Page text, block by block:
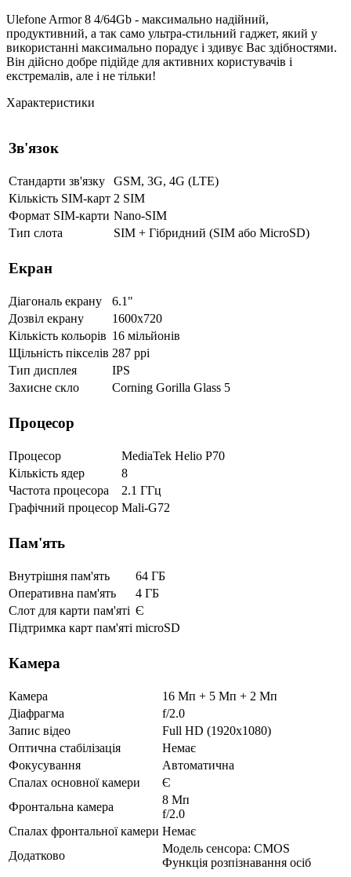
Ulefone Armor 8 4/64Gb - максимально надійний,
продуктивний, а так само ультра-стильний гаджет, який у
використанні максимально порадує і здивує Вас здібностями.
Він дійсно добре підійде для активних користувачів і
екстремалів, але і не тільки!
Характеристики
Зв'язок
Стандарти зв'язку
GSM, 3G, 4G (LTE)
Кількість SIM-карт 2 SIM
Формат SIM-карти Nano-SIM
Тип слота
SIM + Гібридний (SIM або MicroSD)
Екран
Діагональ екрану
6.1"
Дозвіл екрану
1600x720
Кількість кольорів 16 мільйонів
Щільність пікселів 287 ppi
Тип дисплея
IPS
Захисне скло
Corning Gorilla Glass 5
Процесор
Процесор
MediaTek Helio P70
Кількість ядер
8
Частота процесора
2.1 ГГц
Графічний процесор Mali-G72
Пам'ять
Внутрішня пам'ять
64 ГБ
Оперативна пам'ять
4 ГБ
Слот для карти пам'яті Є
Підтримка карт пам'яті microSD
Камера
Камера
16 Мп + 5 Мп + 2 Мп
Діафрагма
f/2.0
Запис відео
Full HD (1920x1080)
Оптична стабілізація
Немає
Фокусування
Автоматична
Спалах основної камери
Є
Фронтальна камера
8 Мп
f/2.0
Спалах фронтальної камери Немає
Додатково
Модель сенсора: CMOS
Функція розпізнавання осіб